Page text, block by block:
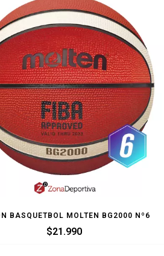
BASQUETBOL MOLTEN BG2000 Nº6
$21.990